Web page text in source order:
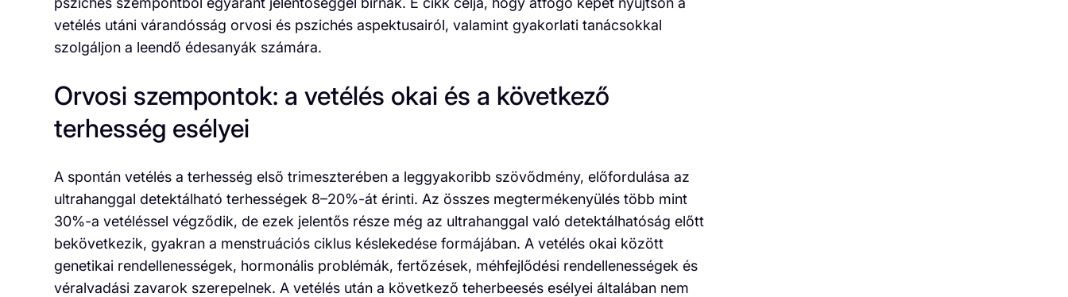
vetélés utáni várandósság orvosi és pszichés aspektusairól, valamint gyakorlati tanácsokkal
szolgáljon a leendő édesanyák számára.
Orvosi szempontok: a vetélés okai és a következő
terhesség esélyei
A spontán vetélés a terhesség első trimeszterében a leggyakoribb szövődmény, előfordulása az
ultrahanggal detektálható terhességek 8–20%-át érinti. Az összes megtermékenyülés több mint
30%-a vetéléssel végződik, de ezek jelentős része még az ultrahanggal való detektálhatóság előtt
bekövetkezik, gyakran a menstruációs ciklus késlekedése formájában. A vetélés okai között
genetikai rendellenességek, hormonális problémák, fertőzések, méhfejlődési rendellenességek és
véralvadási zavarok szerepelnek. A vetélés után a következő teherbeesés esélyei általában nem